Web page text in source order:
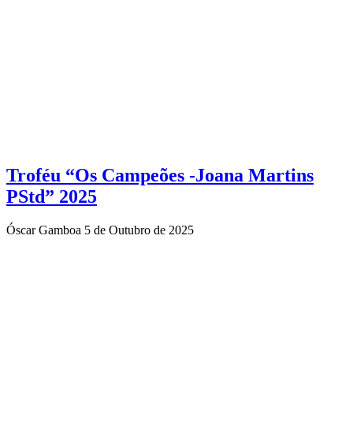
Troféu “Os Campeões -Joana Martins
PStd” 2025
Óscar Gamboa 5 de Outubro de 2025